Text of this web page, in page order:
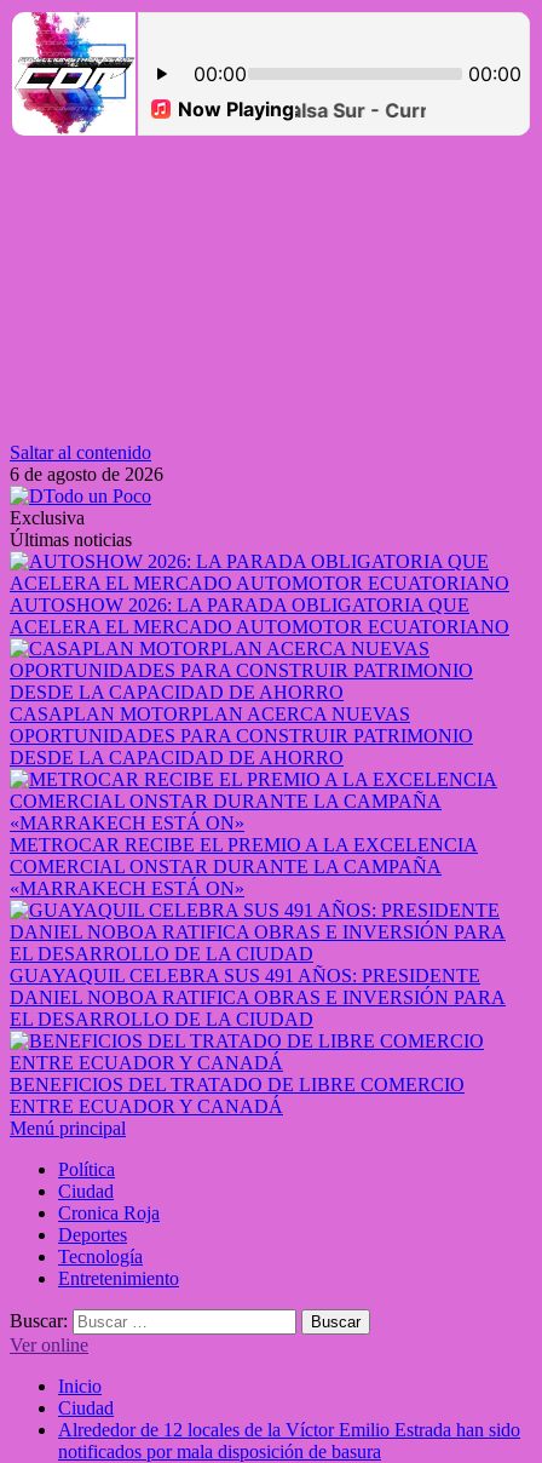
Saltar al contenido
6 de agosto de 2026
Exclusiva
Últimas noticias
AUTOSHOW 2026: LA PARADA OBLIGATORIA QUE
ACELERA EL MERCADO AUTOMOTOR ECUATORIANO
CASAPLAN MOTORPLAN ACERCA NUEVAS
OPORTUNIDADES PARA CONSTRUIR PATRIMONIO
DESDE LA CAPACIDAD DE AHORRO
METROCAR RECIBE EL PREMIO A LA EXCELENCIA
COMERCIAL ONSTAR DURANTE LA CAMPAÑA
«MARRAKECH ESTÁ ON»
GUAYAQUIL CELEBRA SUS 491 AÑOS: PRESIDENTE
DANIEL NOBOA RATIFICA OBRAS E INVERSIÓN PARA
EL DESARROLLO DE LA CIUDAD
BENEFICIOS DEL TRATADO DE LIBRE COMERCIO
ENTRE ECUADOR Y CANADÁ
Menú principal
Política
Ciudad
Cronica Roja
Deportes
Tecnología
Entretenimiento
Buscar:
Ver online
Inicio
Ciudad
Alrededor de 12 locales de la Víctor Emilio Estrada han sido
notificados por mala disposición de basura